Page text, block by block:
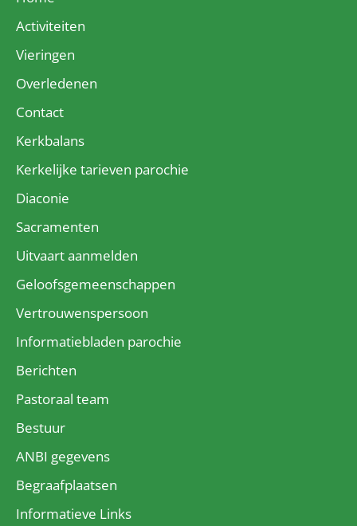
Activiteiten
Vieringen
Overledenen
Contact
Kerkbalans
Kerkelijke tarieven parochie
Diaconie
Sacramenten
Uitvaart aanmelden
Geloofsgemeenschappen
Vertrouwenspersoon
Informatiebladen parochie
Berichten
Pastoraal team
Bestuur
ANBI gegevens
Begraafplaatsen
Informatieve Links